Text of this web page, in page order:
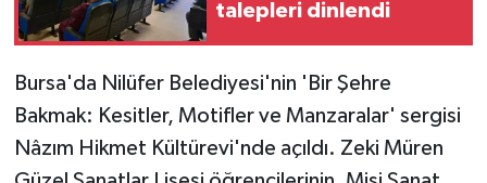
talepleri dinlendi
Bursa'da Nilüfer Belediyesi'nin 'Bir Şehre
Bakmak: Kesitler, Motifler ve Manzaralar' sergisi
Nâzım Hikmet Kültürevi'nde açıldı. Zeki Müren